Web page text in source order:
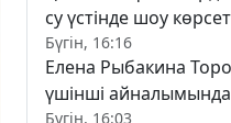
су үстінде шоу
Бүгін, 16:16
Елена Рыбакина
үшінші айналымында
Бүгін, 16:03